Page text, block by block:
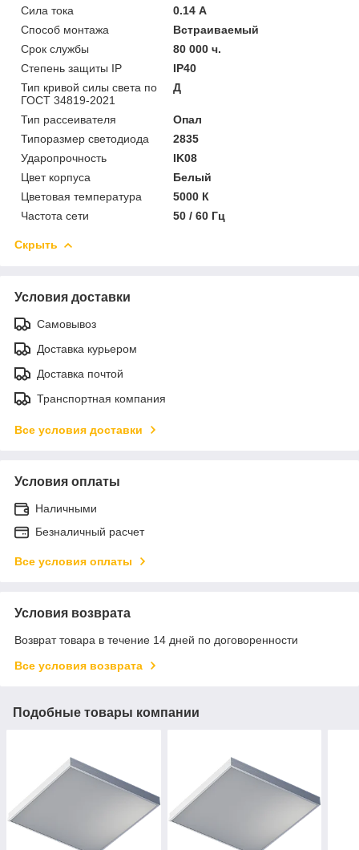
Сила тока
0.14 А
Способ монтажа
Встраиваемый
Срок службы
80 000 ч.
Степень защиты IP
IP40
Тип кривой силы света по
ГОСТ 34819-2021
Д
Тип рассеивателя
Опал
Типоразмер светодиода
2835
Ударопрочность
IK08
Цвет корпуса
Белый
Цветовая температура
5000 К
Частота сети
50 / 60 Гц
Скрыть
Условия доставки
Самовывоз
Доставка курьером
Доставка почтой
Транспортная компания
Все условия доставки
Условия оплаты
Наличными
Безналичный расчет
Все условия оплаты
Условия возврата
Возврат товара в течение 14 дней по договоренности
Все условия возврата
Подобные товары компании